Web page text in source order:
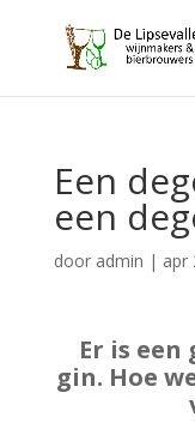
Een
een
door admin | apr
Er is
gin. Hoe